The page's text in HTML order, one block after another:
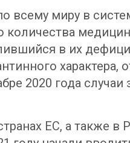
миру в
в их
2020 года
ЕС, а также